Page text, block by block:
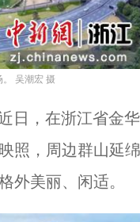
吴潮宏 摄
，在浙江省金华
照，周边群山延
外美丽、闲适。